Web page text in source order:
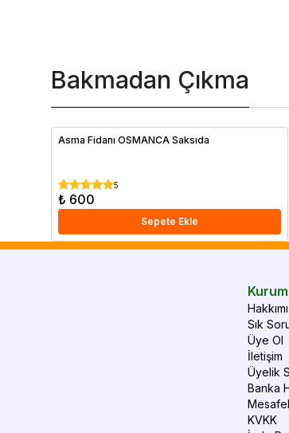
Bakmadan Çıkma
Asma Fidanı OSMANCA Saksıda
5
₺ 600
Sepete Ekle
Sık
Üye Ol
İletişim
Üyelik
Banka
KVKK